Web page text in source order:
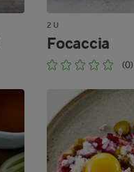
2 U
Focaccia
(0)